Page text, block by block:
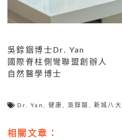
吳錞銦博士Dr. Yan
國際脊柱側彎聯盟創辦人
自然醫學博士
Dr. Yan,健康 , 吳錞銦 , 新城八
相關文章：